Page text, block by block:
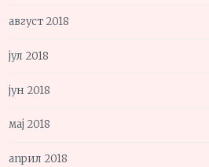
август 2018
јул 2018
јун 2018
мај 2018
април 2018